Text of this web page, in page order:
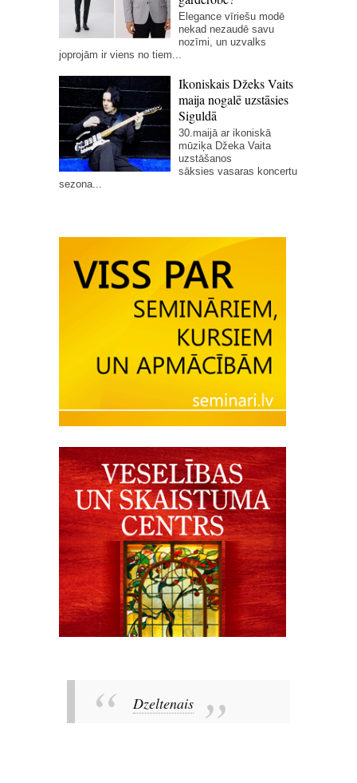
Elegance vīriešu modē
nekad nezaudē savu
nozīmi, un uzvalks
joprojām ir viens no tiem...
Ikoniskais Džeks Vaits
maija nogalē uzstāsies
Siguldā
30.maijā ar ikoniskā
mūziķa Džeka Vaita
uzstāšanos
sāksies vasaras koncertu
sezona...
Dzeltenais